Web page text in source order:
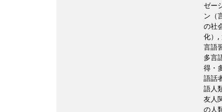
ゼー
ン（
の社
化）,
言語
多言
得・
語話
語人
友人
の人